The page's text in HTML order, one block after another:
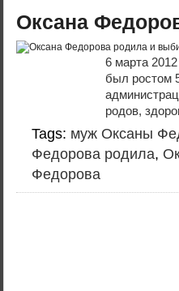
Оксана
6 марта
был ростом
родов,
Tags: муж Оксаны
Федорова родила,
Федорова